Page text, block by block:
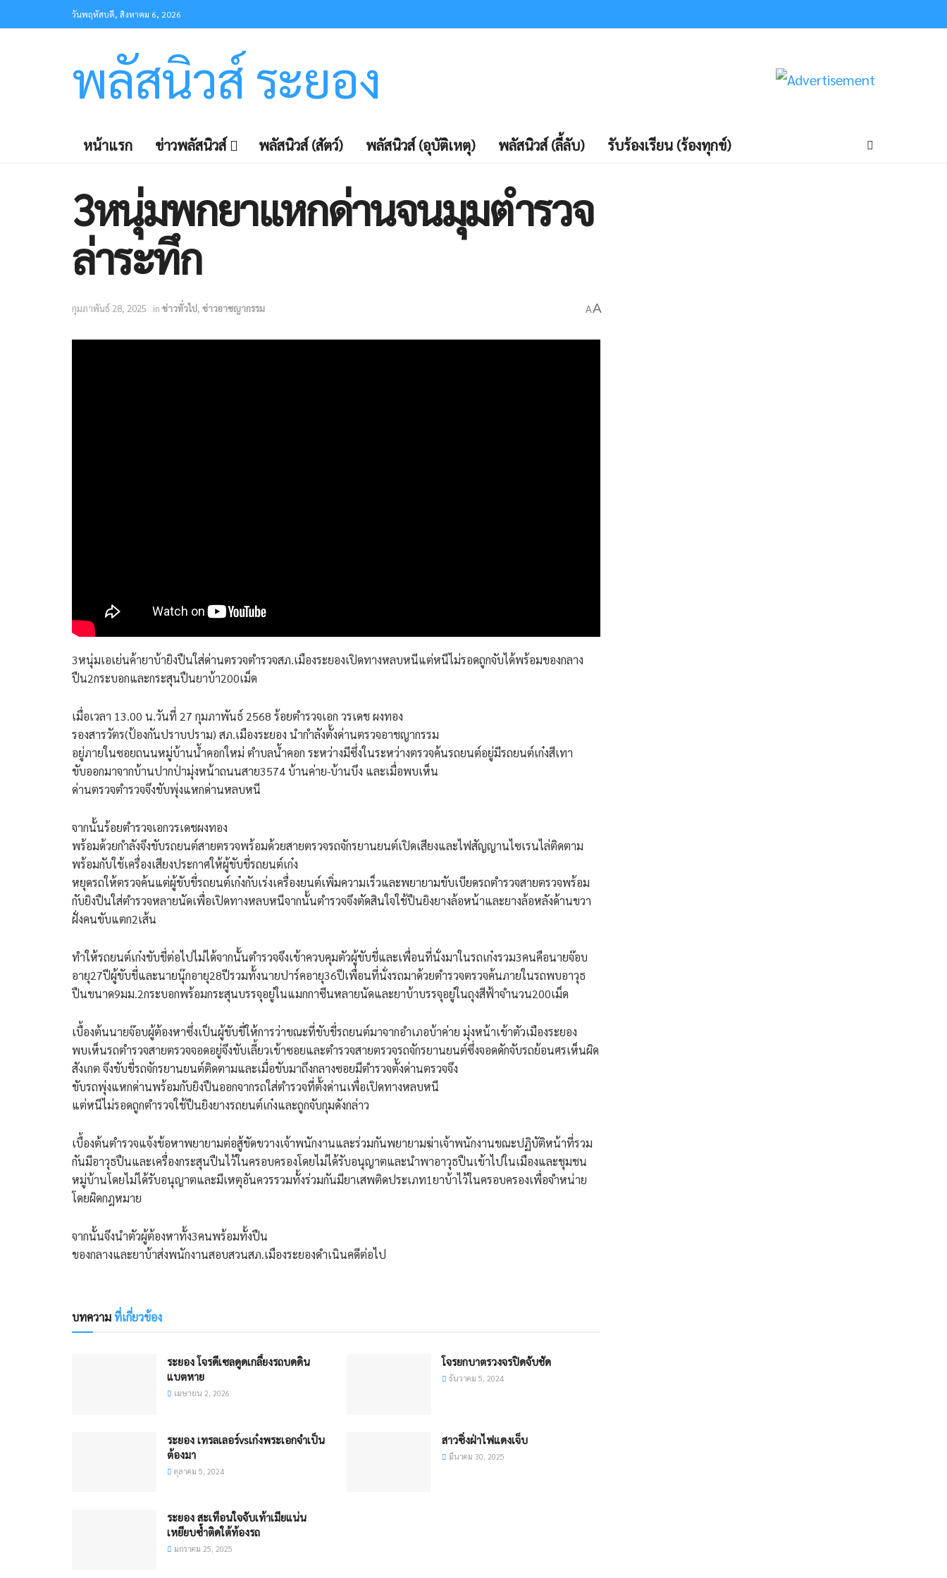
วันพฤหัสบดี, สิงหาคม 6, 2026
พลัสนิวส์ ระยอง
หน้าแรก ข่าวพลัสนิวส์ พลัสนิวส์ (สัตว์) พลัสนิวส์ (อุบัติเหตุ) พลัสนิวส์ (ลี้ลับ) รับร้องเรียน (ร้องทุกข์)
3หนุ่มพกยาแหกด่านจนมุมตำรวจ
ล่าระทึก
กุมภาพันธ์ 28, 2025 in ข่าวทั่วไป, ข่าวอาชญากรรม AA
3หนุ่มเอเย่นค้ายาบ้ายิงปืนใส่ด่านตรวจตำรวจสภ.เมืองระยองเปิดทางหลบหนีแต่หนีไม่รอดถูกจับได้พร้อมของกลาง
ปืน2กระบอกและกระสุนปืนยาบ้า200เม็ด
เมื่อเวลา 13.00 น.วันที่ 27 กุมภาพันธ์ 2568 ร้อยตำรวจเอก วรเดช ผงทอง
รองสารวัตร(ป้องกันปราบปราม) สภ.เมืองระยอง นำกำลังตั้งด่านตรวจอาชญากรรม
อยู่ภายในซอยถนนหมู่บ้านน้ำคอกใหม่ ตำบลน้ำคอก ระหว่างมีซึ่งในระหว่างตรวจค้นรถยนต์อยู่มีรถยนต์เก๋งสีเทา
ขับออกมาจากบ้านปากป่ามุ่งหน้าถนนสาย3574 บ้านค่าย-บ้านบึง และเมื่อพบเห็น
ด่านตรวจตำรวจจึงขับพุ่งแหกด่านหลบหนี
จากนั้นร้อยตำรวจเอกวรเดชผงทอง
พร้อมด้วยกำลังจึงขับรถยนต์สายตรวจพร้อมด้วยสายตรวจรถจักรยานยนต์เปิดเสียงและไฟสัญญานไซเรนไล่ติดตาม
พร้อมกับใช้เครื่องเสียงประกาศให้ผู้ขับขี่รถยนต์เก๋ง
หยุดรถให้ตรวจค้นแต่ผู้ขับขี่รถยนต์เก๋งกับเร่งเครื่องยนต์เพิ่มความเร็วและพยายามขับเบียดรถตำรวจสายตรวจพร้อม
กับยิงปืนใส่ตำรวจหลายนัดเพื่อเปิดทางหลบหนีจากนั้นตำรวจจึงตัดสินใจใช้ปืนยิงยางล้อหน้าและยางล้อหลังด้านขวา
ฝั่งคนขับแตก2เส้น
ทำให้รถยนต์เก๋งขับขี่ต่อไปไม่ได้จากนั้นตำรวจจึงเข้าควบคุมตัวผู้ขับขี่และเพื่อนที่นั่งมาในรถเก๋งรวม3คนคือนายจ๊อบ
อายุ27ปีผู้ขับขี่และนายนุ๊กอายุ28ปีรวมทั้งนายปาร์คอายุ36ปีเพื่อนที่นั่งรถมาด้วยตำรวจตรวจค้นภายในรถพบอาวุธ
ปืนขนาด9มม.2กระบอกพร้อมกระสุนบรรจุอยู่ในแมกกาซีนหลายนัดและยาบ้าบรรจุอยู่ในถุงสีฟ้าจำนวน200เม็ด
เบื้องต้นนายจ๊อบผู้ต้องหาซึ่งเป็นผู้ขับขี่ให้การว่าขณะที่ขับขี่รถยนต์มาจากอำเภอบ้าค่าย มุ่งหน้าเข้าตัวเมืองระยอง
พบเห็นรถตำรวจสายตรวจจอดอยู่จึงขับเลี้ยวเข้าซอยและตำรวจสายตรวจรถจักรยานยนต์ซึ่งจอดดักจับรถย้อนศรเห็นผิด
สังเกต จึงขับขี่รถจักรยานยนต์ติดตามและเมื่อขับมาถึงกลางซอยมีตำรวจตั้งด่านตรวจจึง
ขับรถพุ่งแหกด่านพร้อมกับยิงปืนออกจากรถใส่ตำรวจที่ตั้งด่านเพื่อเปิดทางหลบหนี
แต่หนีไม่รอดถูกตำรวจใช้ปืนยิงยางรถยนต์เก๋งและถูกจับกุมดังกล่าว
เบื้องต้นตำรวจแจ้งข้อหาพยายามต่อสู้ขัดขวางเจ้าพนักงานและร่วมกันพยายามฆ่าเจ้าพนักงานขณะปฏิบัติหน้าที่รวม
กันมีอาวุธปืนและเครื่องกระสุนปืนไว้ในครอบครองโดยไม่ได้รับอนุญาตและนำพาอาวุธปืนเข้าไปในเมืองและชุมชน
หมู่บ้านโดยไม่ได้รับอนุญาตและมีเหตุอันควรรวมทั้งร่วมกันมียาเสพติดประเภท1ยาบ้าไว้ในครอบครองเพื่อจำหน่าย
โดยผิดกฎหมาย
จากนั้นจึงนำตัวผู้ต้องหาทั้ง3คนพร้อมทั้งปืน
ของกลางและยาบ้าส่งพนักงานสอบสวนสภ.เมืองระยองดำเนินคดีต่อไป
บทความที่เกี่ยวข้อง
ระยอง โจรดีเซลดูดเกลี้ยงรถบดดิน
แบตหาย
เมษายน 2, 2026
โจรยกบาตรวงจรปิดจับชัด
ธันวาคม 5, 2024
ระยอง เทรลเลอร์vsเก๋งพระเอกจำเป็น
ต้องมา
ตุลาคม 5, 2024
สาวซิ่งฝ่าไฟแดงเจ็บ
มีนาคม 30, 2025
ระยอง สะเทือนใจจับเท้าเมียแน่น
เหยียบซ้ำติดใต้ท้องรถ
มกราคม 25, 2025